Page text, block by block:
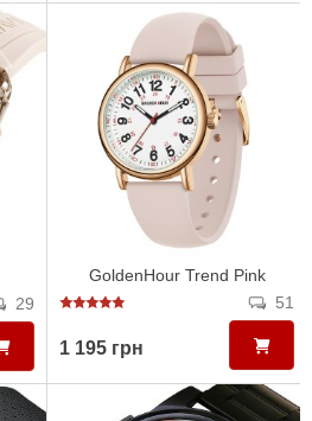
29
GoldenHour Trend Pink
51
1 195 грн